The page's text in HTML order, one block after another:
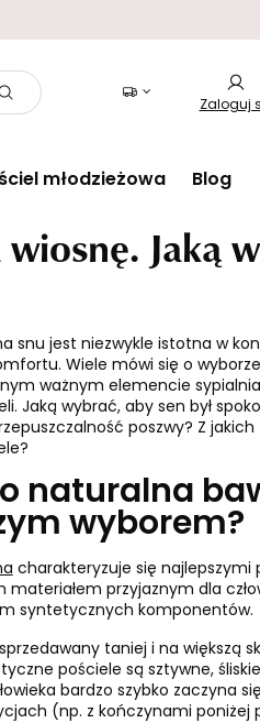
Zaloguj
młodzieżowa Blog
Jaką
snu jest niezwykle istotna w
Wiele mówi się o
ważnym elemencie
Jaką wybrać, aby sen był
poszwy? Z
naturalna
wyborem?
charakteryzuje się najlepszymi
przyjaznym dla
syntetycznych komponentów.
taniej i na większą
pościele są sztywne,
bardzo szybko zaczyna
(np. z kończynami poniżej